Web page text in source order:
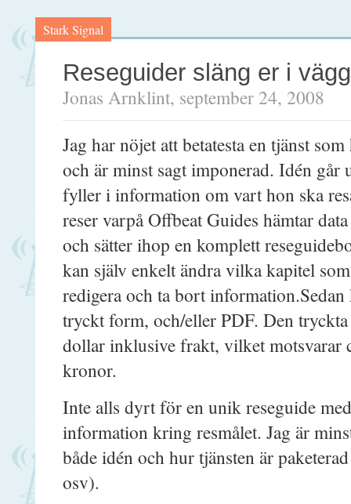
Stark Signal
Reseguider släng er i
Jonas Arnklint, september 24, 2008
Jag har nöjet att betatesta en tjänst
och är minst sagt imponerad. Idén går
fyller i information om vart hon ska
reser varpå Offbeat Guides hämtar
och sätter ihop en komplett
kan själv enkelt ändra vilka kapitel
redigera och ta bort
tryckt form, och/eller PDF. Den
dollar inklusive frakt, vilket motsvarar
kronor.
Inte alls dyrt för en unik reseguide
information kring resmålet. Jag är
både idén och hur tjänsten är
osv).